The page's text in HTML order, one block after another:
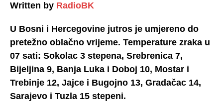
Written by RadioBK
U Bosni i Hercegovine jutros je umjereno do
pretežno oblačno vrijeme. Temperature zraka u
07 sati: Sokolac 3 stepena, Srebrenica 7,
Bijeljina 9, Banja Luka i Doboj 10, Mostar i
Trebinje 12, Jajce i Bugojno 13, Gradačac 14,
Sarajevo i Tuzla 15 stepeni.